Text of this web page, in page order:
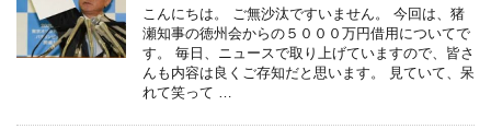
こんにちは。 ご無沙汰ですいません。 今回は、猪
瀬知事の徳州会からの５０００万円借用についてで
す。 毎日、ニュースで取り上げていますので、皆さ
んも内容は良くご存知だと思います。 見ていて、呆
れて笑って …